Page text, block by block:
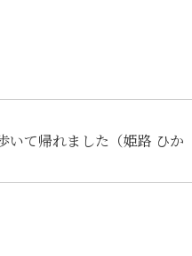
いて帰れました（姫路 ひか